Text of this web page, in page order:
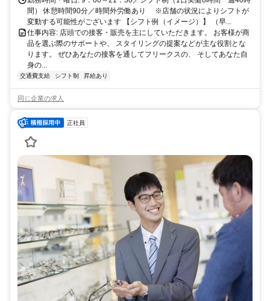
間） 休憩時間90分／時間外労働あり ※店舗の状況によりシフトが
変動する可能性がございます 【シフト例（イメージ）】 （早...
仕事内容: 店頭での接客・販売を主にしていただきます。 お客様が商
品を選ぶ際のサポートや、 スタイリングの提案などが主な役割とな
ります。 ぜひあなたの接客を通してフリークスの、 そしてあなた自
身の...
交通費支給 シフト制 昇給あり
同じ企業の求人
正社員